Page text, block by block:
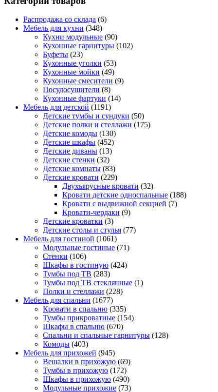
Распродажа со склада (6)
Мебель для кухни (348)
Кухни модульные (90)
Кухонные гарнитуры (102)
Буфеты (23)
Кухонные уголки (53)
Кухонные мойки (49)
Кухонные смесители (9)
Посудосушители (8)
Кухонные фартуки (14)
Мебель для детской (1191)
Детские тумбы и сундуки (50)
Детские полки и стеллажи (175)
Детские комоды (130)
Детские шкафы (452)
Детские диваны (13)
Детские стенки (32)
Детские комнаты (83)
Детские кровати (229)
Двухъярусные кровати (32)
Кровати детские односпальные (188)
Кровати с выдвижной секцией (7)
Кровати-чердаки (9)
Детские кроватки (3)
Детские столы и стулья (77)
Мебель для гостиной (1061)
Модульные гостиные (71)
Стенки (106)
Шкафы в гостиную (424)
Тумбы под ТВ (283)
Тумбы под ТВ стеклянные (1)
Полки и стеллажи (228)
Мебель для спальни (1677)
Кровати в спальню (335)
Тумбы прикроватные (154)
Шкафы в спальню (670)
Спальни и спальные гарнитуры (128)
Комоды (403)
Мебель для прихожей (945)
Вешалки в прихожую (69)
Тумбы в прихожую (172)
Шкафы в прихожую (490)
Модульные прихожие (73)